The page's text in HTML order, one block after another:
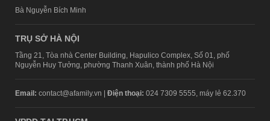
Bà Nguyễn Bích Minh
TRỤ SỞ HÀ NỘI
Tầng 21, Tòa nhà Center Building, Hapulico Complex, Số 01, phố
Nguyễn Huy Tưởng, phường Thanh Xuân, thành phố Hà Nội
Email: contact@afamily.vn | Điện thoại: 024 7309 5555, máy lẻ 62.370